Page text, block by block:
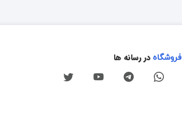
فروشگاه در رسانه ها